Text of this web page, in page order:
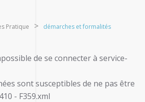
Pratique démarches et formalités
de se connecter à service-
sont susceptibles de ne pas être
- F359.xml